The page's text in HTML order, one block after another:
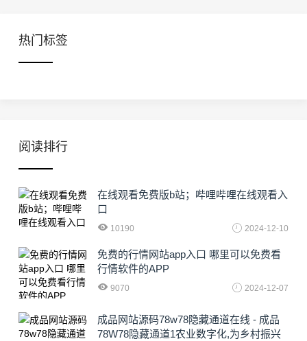
热门标签
阅读排行
在线观看免费版b站；哔哩哔哩在线观看入
口
10190 2024-12-10
免费的行情网站app入口 哪里可以免费看
行情软件的APP
9070 2024-12-07
成品网站源码78w78隐藏通道在线 - 成品
78W78隐藏通道1农业数字化,为乡村振兴